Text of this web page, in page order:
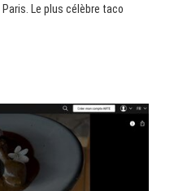
Le plus célèbre taco